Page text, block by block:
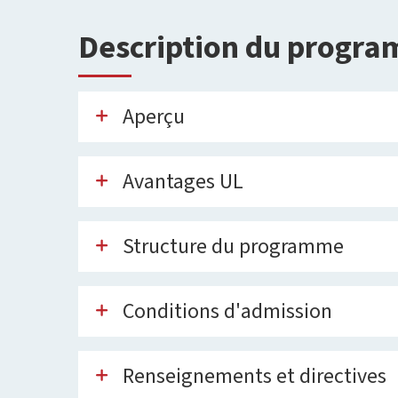
Description du
Aperçu
Avantages UL
Structure du programme
Conditions d'admission
Renseignements et directives